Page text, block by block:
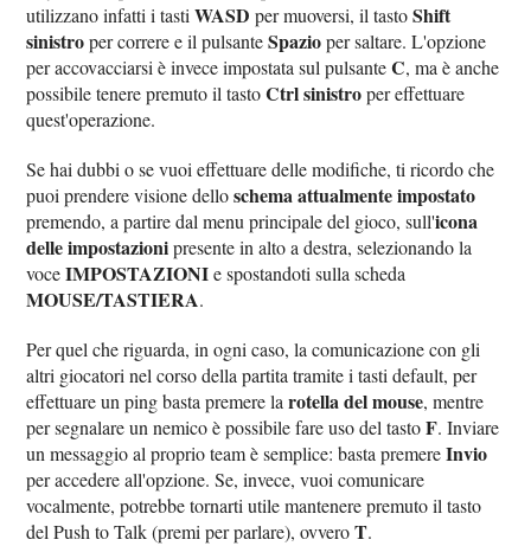
utilizzano infatti i tastiWASD per muoversi, il tastoShift
sinistroper correre e il pulsanteSpazioper saltare. L'opzione
per accovacciarsi è invece impostata sul pulsanteC, ma è anche
possibile tenere premuto il tastoCtrl sinistroper effettuare
quest'operazione.
Se hai dubbi o se vuoi effettuare delle modifiche, ti ricordo che
puoi prendere visione delloschema attualmente impostato
premendo, a partire dal menu principale del gioco, sull'icona
delle impostazionipresente in alto a destra, selezionando la
voceIMPOSTAZIONIe spostandoti sulla scheda
MOUSE/TASTIERA.
Per quel che riguarda, in ogni caso, la comunicazione con gli
altri giocatori nel corso della partita tramite i tasti default, per
effettuare un ping basta premere larotella del mouse, mentre
per segnalare un nemico è possibile fare uso del tastoF. Inviare
un messaggio al proprio team è semplice: basta premereInvio
per accedere all'opzione. Se, invece, vuoi comunicare
vocalmente, potrebbe tornarti utile mantenere premuto il tasto
del Push to Talk (premi per parlare), ovveroT.